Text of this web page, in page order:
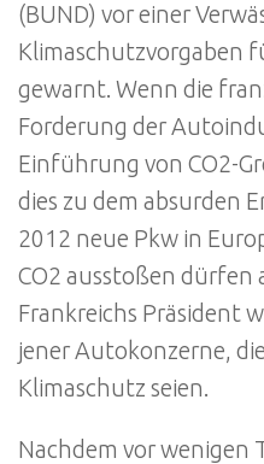
(BUND) vor einer
Klimaschutzvorgaben
gewarnt. Wenn die
Forderung der
Einführung von CO2-
dies zu dem absurden
2012 neue Pkw in
CO2 ausstoßen dürfen
Frankreichs Präsident
jener Autokonzerne,
Klimaschutz seien.
Nachdem vor wenigen